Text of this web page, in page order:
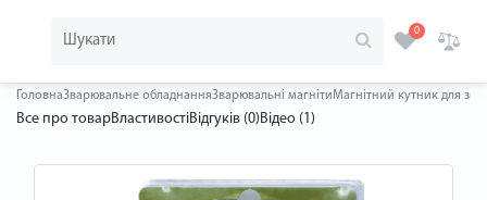
0
ГоловнаЗварювальне обладнанняЗварювальні магнітиМагнітний кутник для
Все про товарВластивостіВідгуків (0)Відео (1)